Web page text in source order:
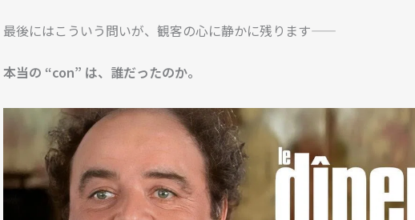
最後にはこういう問いが、観客の心に静かに残ります――
本当の “con” は、誰だったのか。